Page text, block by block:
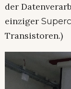
der
einziger
Transistoren.)